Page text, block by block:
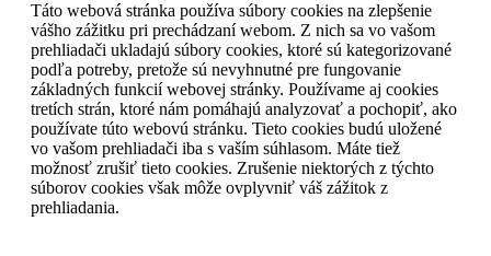
Táto webová stránka používa súbory cookies na zlepšenie
vášho zážitku pri prechádzaní webom. Z nich sa vo vašom
prehliadači ukladajú súbory cookies, ktoré sú kategorizované
podľa potreby, pretože sú nevyhnutné pre fungovanie
základných funkcií webovej stránky. Používame aj cookies
tretích strán, ktoré nám pomáhajú analyzovať a pochopiť, ako
používate túto webovú stránku. Tieto cookies budú uložené
vo vašom prehliadači iba s vaším súhlasom. Máte tiež
možnosť zrušiť tieto cookies. Zrušenie niektorých z týchto
súborov cookies však môže ovplyvniť váš zážitok z
prehliadania.